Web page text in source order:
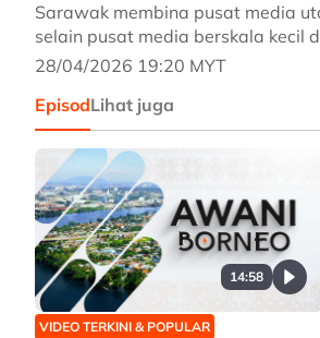
Sarawak membina pusat media
selain pusat media berskala kecil
28/04/2026 19:20 MYT
EpisodLihat juga
14:58
VIDEO TERKINI & POPULAR